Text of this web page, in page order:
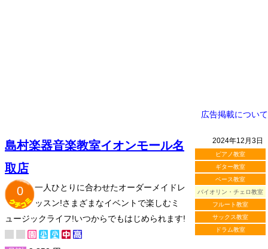
広告掲載について
2024年12月3日
ピアノ教室
ギター教室
ベース教室
バイオリン・チェロ教室
フルート教室
サックス教室
ドラム教室
島村楽器音楽教室イオンモール名
取店
0
一人ひとりに合わせたオーダーメイドレ
ッスン!さまざまなイベントで楽しむミ
ュージックライフ!いつからでもはじめられます!